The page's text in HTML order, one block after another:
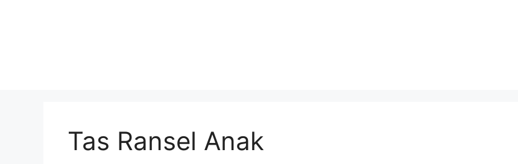
Tas Ransel Anak